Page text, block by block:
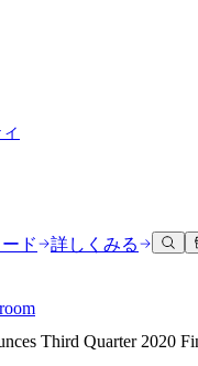
ォーム向けに2Dおよび
ン
プロジェクトを構築お
グ
ュアルとAPIリファレン
つながる
をマスターする
ルトレーニング
めのサポート
ド 詳しくみる
Third Quarter 2020